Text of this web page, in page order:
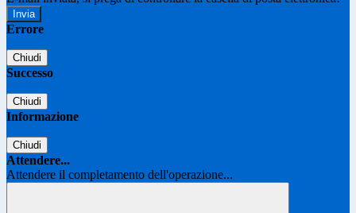
Errore
Chiudi
Successo
Chiudi
Informazione
Chiudi
Attendere...
Attendere il completamento dell'operazione...